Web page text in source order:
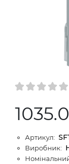
Артикул:
Виробник: